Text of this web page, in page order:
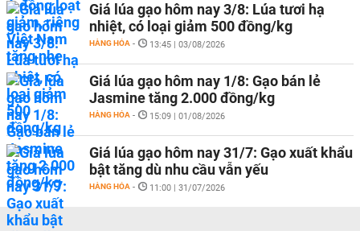
Giá lúa gạo hôm nay 3/8: Lúa tươi hạ
nhiệt, có loại giảm 500 đồng/kg
HÀNG HÓA - 13:45 | 03/08/2026
Giá lúa gạo hôm nay 1/8: Gạo bán lẻ
Jasmine tăng 2.000 đồng/kg
HÀNG HÓA - 15:09 | 01/08/2026
Giá lúa gạo hôm nay 31/7: Gạo xuất khẩu
bật tăng dù nhu cầu vẫn yếu
HÀNG HÓA - 11:00 | 31/07/2026